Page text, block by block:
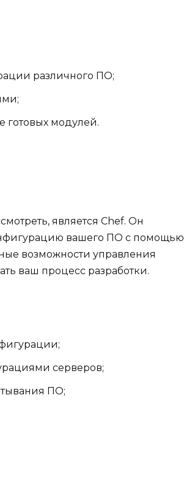
различного ПО;
готовых модулей.
является Chef. Он
вашего ПО с помощью
возможности управления
ваш процесс разработки.
серверов;
ПО;